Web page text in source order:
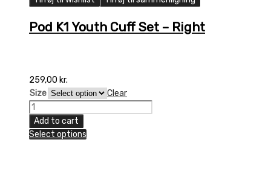
Pod K1 Youth Cuff Set – Right
259,00 kr.
Size
Clear
Pod
K1
Youth
Add to cart
Select options